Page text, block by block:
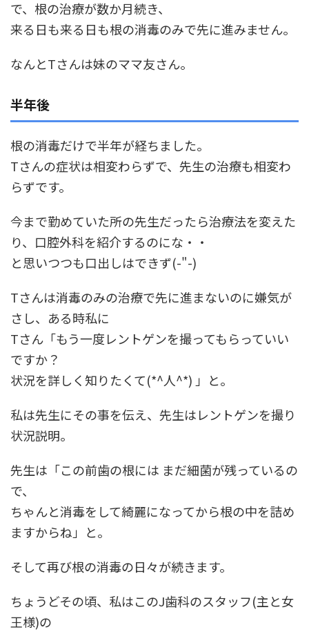
で、根の治療が数か月続き、
来る日も来る日も根の消毒のみで先に進みません。
なんとTさんは妹のママ友さん。
半年後
根の消毒だけで半年が経ちました。
Tさんの症状は相変わらずで、先生の治療も相変わ
らずです。
今まで勤めていた所の先生だったら治療法を変えた
り、口腔外科を紹介するのにな・・
と思いつつも口出しはできず(-"-)
Tさんは消毒のみの治療で先に進まないのに嫌気が
さし、ある時私に
Tさん「もう一度レントゲンを撮ってもらっていい
ですか？
状況を詳しく知りたくて(*^人^*) 」と。
私は先生にその事を伝え、先生はレントゲンを撮り
状況説明。
先生は「この前歯の根には まだ細菌が残っているの
で、
ちゃんと消毒をして綺麗になってから根の中を詰め
ますからね」と。
そして再び根の消毒の日々が続きます。
ちょうどその頃、私はこのJ歯科のスタッフ(主と女
王様)の